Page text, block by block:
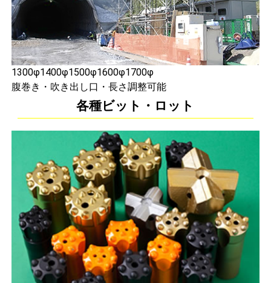
1300φ1400φ1500φ1600φ1700φ
腹巻き・吹き出し口・長さ調整可能
各種ビット・ロット